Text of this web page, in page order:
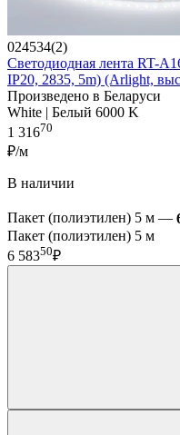
024534(2)
Светодиодная лента RT-
IP20, 2835, 5m) (Arlight,
Произведено в Беларуси
White | Белый 6000 K
1 31670
₽/м
В наличии
Пакет (полиэтилен) 5 м —
Пакет (полиэтилен) 5 м
6 58350₽